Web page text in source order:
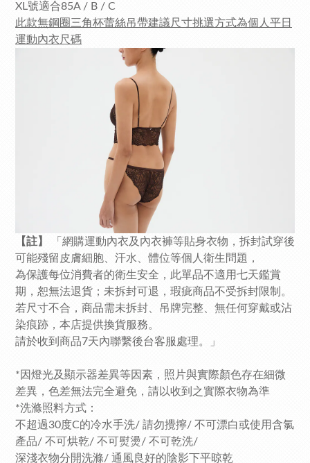
XL號適合85A / B / C
此款無鋼圈三角杯蕾絲吊帶建議尺寸挑選方式為個人平日
運動內衣尺碼
【註】
「網購運動內衣及內衣褲等貼身衣物，拆封試穿後
可能殘留皮膚細胞、汗水、體位等個人衛生問題，
為保護每位消費者的衛生安全，此單品不適用七天鑑賞
期，恕無法退貨；未拆封可退，瑕疵商品不受拆封限制。
若尺寸不合，商品需未拆封、吊牌完整、無任何穿戴或沾
染痕跡，本店提供換貨服務。
請於收到商品7天內聯繫後台客服處理。」
*因燈光及顯示器差異等因素，照片與實際顏色存在細微
差異，色差無法完全避免，請以收到之實際衣物為準
*洗滌照料方式：
不超過30度C的冷水手洗/ 請勿攪擰/ 不可漂白或使用含氯
產品/ 不可烘乾/ 不可熨燙/ 不可乾洗/
深淺衣物分開洗滌/ 通風良好的陰影下平晾乾